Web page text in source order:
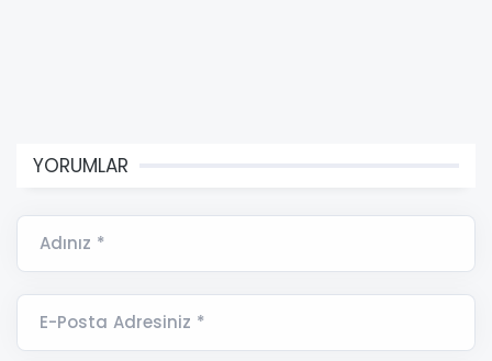
YORUMLAR
Adınız *
E-Posta Adresiniz *